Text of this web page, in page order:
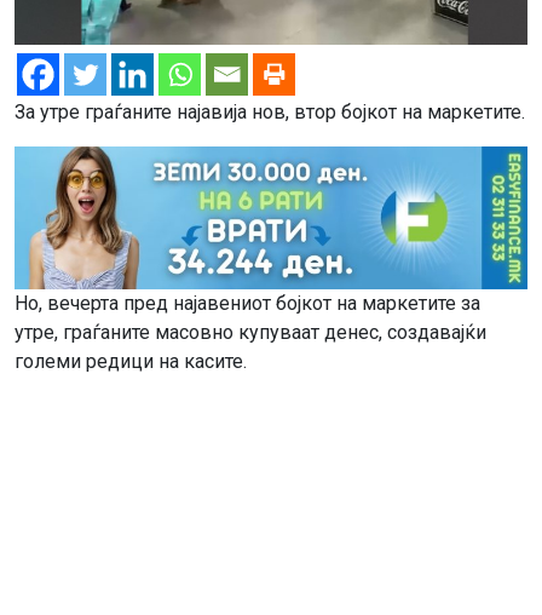
За утре граѓаните најавија нов, втор бојкот на маркетите.
Но, вечерта пред најавениот бојкот на маркетите за
утре, граѓаните масовно купуваат денес, создавајќи
големи редици на касите.